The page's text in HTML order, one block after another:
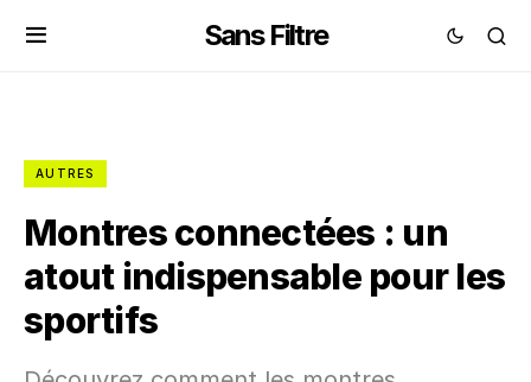
Sans Filtre
AUTRES
Montres connectées : un
atout indispensable pour les
sportifs